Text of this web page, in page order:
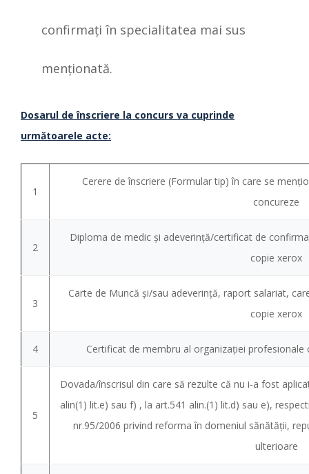
confirmaţi în specialitatea mai sus
menţionată.
Dosarul de înscriere la concurs va cuprinde
următoarele acte:
1
Cerere de înscriere (Formular tip) în care se
concureze
2
Diploma de medic și adeverință/certificat de
copie xerox
3
Carte de Muncă şi/sau adeverinţă, raport salariat,
copie xerox
4 Certificat de membru al organizației profesionale
5
Dovada/înscrisul din care să rezulte că nu i-a fost
alin(1) lit.e) sau f) , la art.541 alin.(1) lit.d) sau e),
nr.95/2006 privind reforma în domeniul sănătății,
ulterioare